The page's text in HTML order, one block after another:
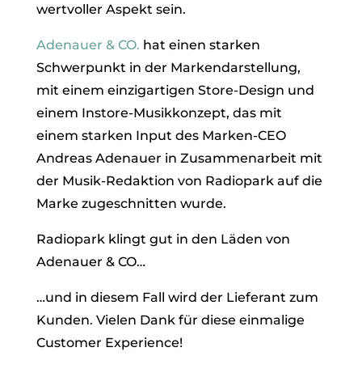
wertvoller Aspekt sein.
Adenauer & CO. hat einen starken
Schwerpunkt in der Markendarstellung,
mit einem einzigartigen Store-Design und
einem Instore-Musikkonzept, das mit
einem starken Input des Marken-CEO
Andreas Adenauer in Zusammenarbeit mit
der Musik-Redaktion von Radiopark auf die
Marke zugeschnitten wurde.
Radiopark klingt gut in den Läden von
Adenauer & CO…
…und in diesem Fall wird der Lieferant zum
Kunden. Vielen Dank für diese einmalige
Customer Experience!